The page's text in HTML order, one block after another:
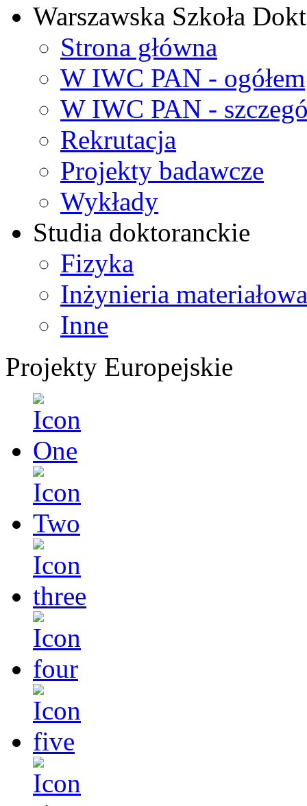
Warszawska Szkoła
Strona główna
W IWC PAN - ogółem
W IWC PAN -
Rekrutacja
Projekty badawcze
Wykłady
Studia doktoranckie
Fizyka
Inżynieria materiałowa
Inne
Projekty Europejskie